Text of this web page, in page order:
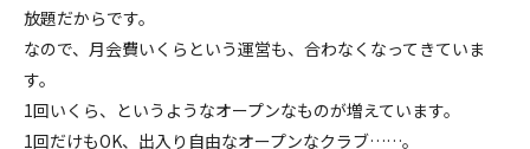
放題だからです。
なので、月会費いくらという運営も、合わなくなってきていま
す。
1回いくら、というようなオープンなものが増えています。
1回だけもOK、出入り自由なオープンなクラブ……。